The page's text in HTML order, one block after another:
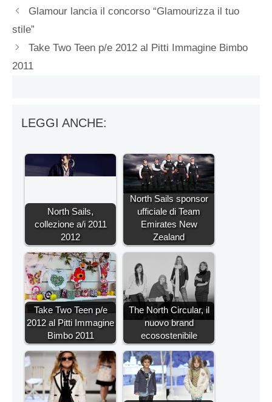
Glamour lancia il concorso “Glamourizza il tuo
stile”
Take Two Teen p/e 2012 al Pitti Immagine Bimbo
2011
LEGGI ANCHE:
North Sails,
collezione a/i 2011
2012
North Sails sponsor
ufficiale di Team
Emirates New
Zealand
Take Two Teen p/e
2012 al Pitti Immagine
Bimbo 2011
The North Circular, il
nuovo brand
ecosostenibile